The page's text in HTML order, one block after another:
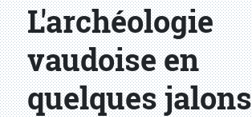
L'archéologie
vaudoise en
quelques jalons